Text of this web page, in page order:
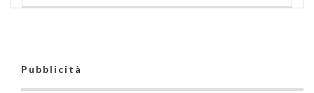
Pubblicità